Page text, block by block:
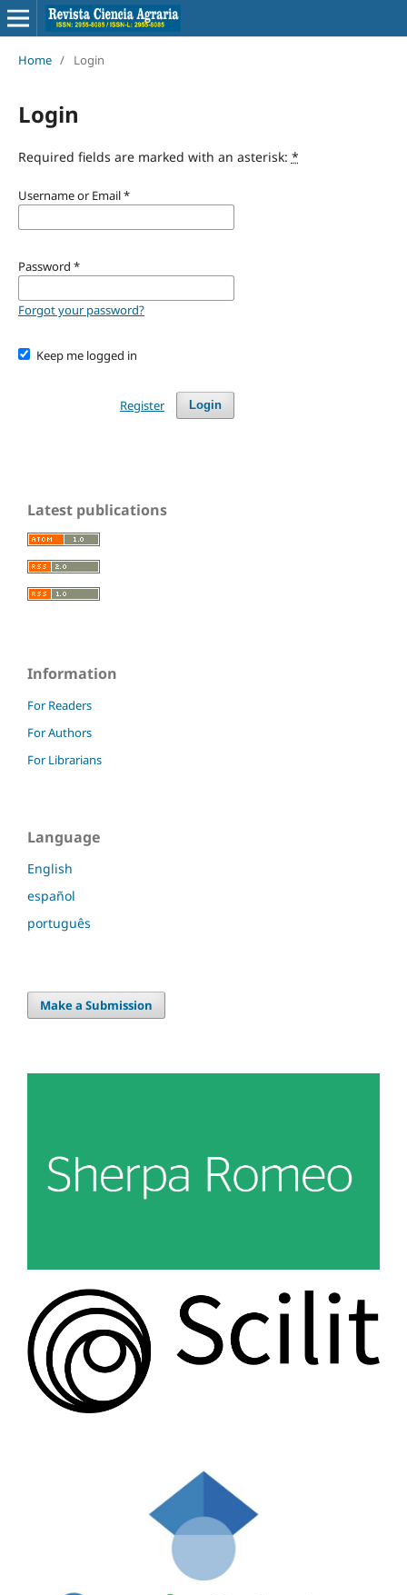
Home / Login
Login
Required fields are marked with an asterisk: *
Username or Email*
Password *
Forgot your password?
Keep me logged in
Login
Register
Latest publications
Information
For Readers
For Authors
For Librarians
Language
English
español
português
Make a Submission